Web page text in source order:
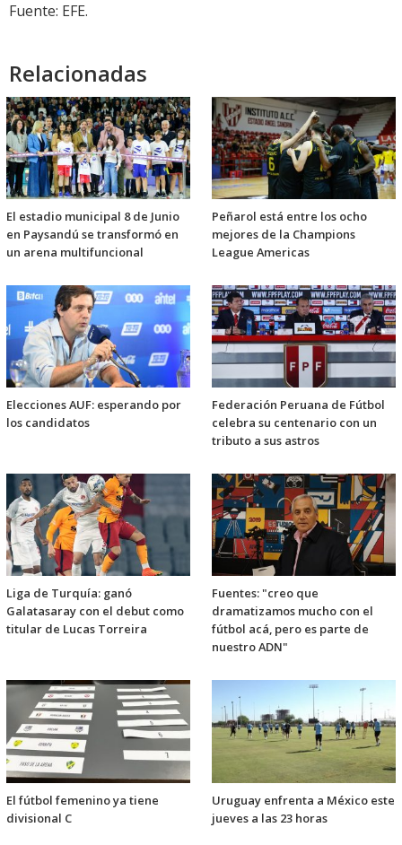
Fuente: EFE.
Relacionadas
El estadio municipal 8 de Junio
en Paysandú se transformó en
un arena multifuncional
Peñarol está entre los ocho
mejores de la Champions
League Americas
Elecciones AUF: esperando por
los candidatos
Federación Peruana de Fútbol
celebra su centenario con un
tributo a sus astros
Liga de Turquía: ganó
Galatasaray con el debut como
titular de Lucas Torreira
Fuentes: "creo que
dramatizamos mucho con el
fútbol acá, pero es parte de
nuestro ADN"
El fútbol femenino ya tiene
divisional C
Uruguay enfrenta a México este
jueves a las 23 horas